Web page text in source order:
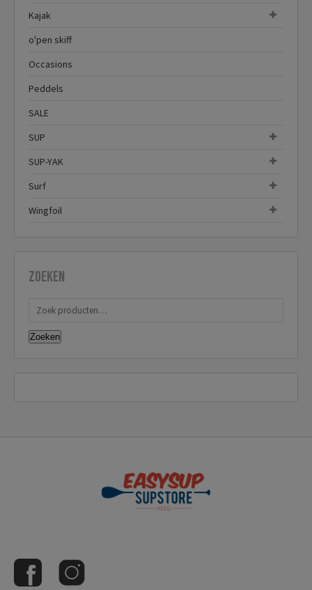
Kajak
o'pen skiff
Occasions
Peddels
SALE
SUP
SUP-YAK
Surf
Wingfoil
Zoeken
Zoeken